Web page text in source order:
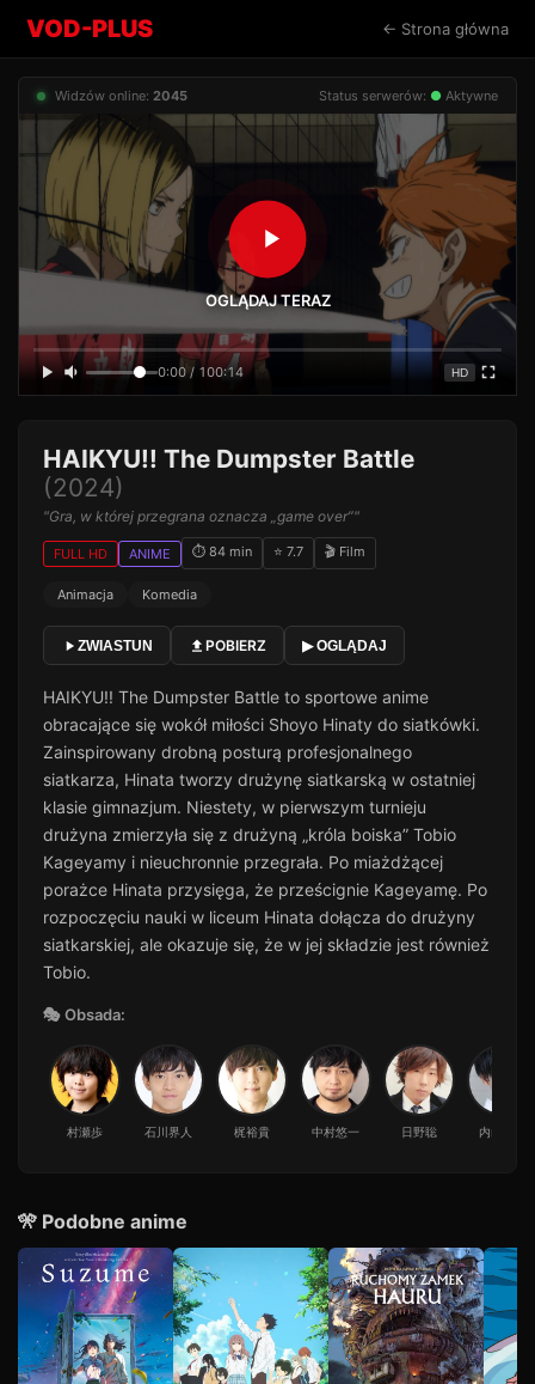
VOD-PLUS ← Strona główna
Widzów online: 2045 Status serwerów: ● Aktywne
OGLĄDAJ TERAZ
0:00 / 100:14 HD
HAIKYU!! The Dumpster Battle
(2024)
"Gra, w której przegrana oznacza „game over”"
FULL HD ANIME ⏱ 84 min ⭐ 7.7 🎬 Film
Animacja Komedia
ZWIASTUN POBIERZ ▶ OGLĄDAJ
HAIKYU!! The Dumpster Battle to sportowe anime
obracające się wokół miłości Shoyo Hinaty do siatkówki.
Zainspirowany drobną posturą profesjonalnego
siatkarza, Hinata tworzy drużynę siatkarską w ostatniej
klasie gimnazjum. Niestety, w pierwszym turnieju
drużyna zmierzyła się z drużyną „króla boiska” Tobio
Kageyamy i nieuchronnie przegrała. Po miażdżącej
porażce Hinata przysięga, że prześcignie Kageyamę. Po
rozpoczęciu nauki w liceum Hinata dołącza do drużyny
siatkarskiej, ale okazuje się, że w jej składzie jest również
Tobio.
🎭 Obsada:
村瀬歩 石川界人 梶裕貴 中村悠一 日野聡 内山昂輝
🎌 Podobne anime